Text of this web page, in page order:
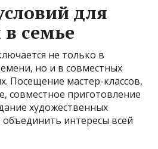
для
семье
не только в
но и в совместных
Посещение мастер-классов,
совместное приготовление
художественных
интересы всей